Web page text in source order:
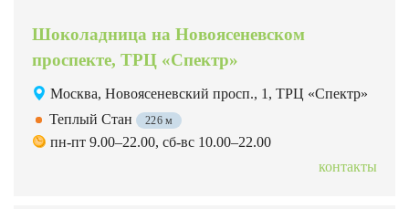
Шоколадница на Новоясеневском
проспекте, ТРЦ «Спектр»
Москва, Новоясеневский просп., 1, ТРЦ «Спектр»
Теплый Стан
226 м
пн-пт 9.00–22.00, сб-вс 10.00–22.00
контакты